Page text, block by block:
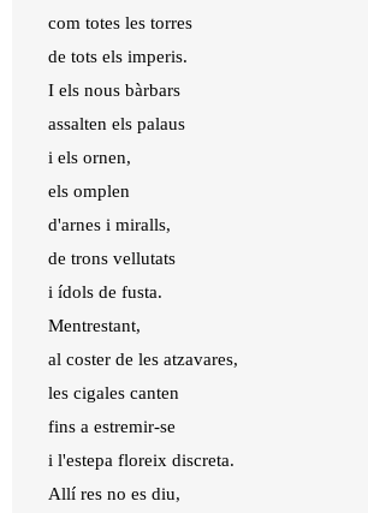
com totes les torres
de tots els imperis.
I els nous bàrbars
assalten els palaus
i els ornen,
els omplen
d'arnes i miralls,
de trons vellutats
i ídols de fusta.
Mentrestant,
al coster de les atzavares,
les cigales canten
fins a estremir-se
i l'estepa floreix discreta.
Allí res no es diu,